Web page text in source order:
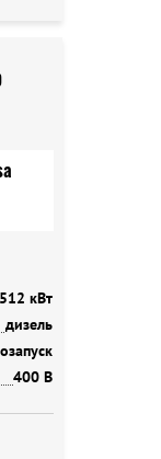
512 кВт
дизель
400 В